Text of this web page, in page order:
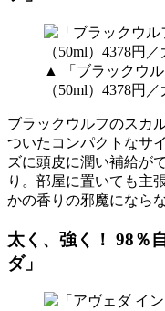
▲ 「ブラックウル
（50ml）4378円
ブラックウルフのスカ
ついたコンパクトなサ
ズに頭皮に潤い補給が
り。部屋に置いても主
かの香りの邪魔になら
太く、強く！ 98％
ダ」